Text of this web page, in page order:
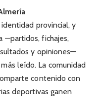
provincial, y
—partidos, fichajes,
y opiniones—
leído. La comunidad
contenido con
deportivas ganen